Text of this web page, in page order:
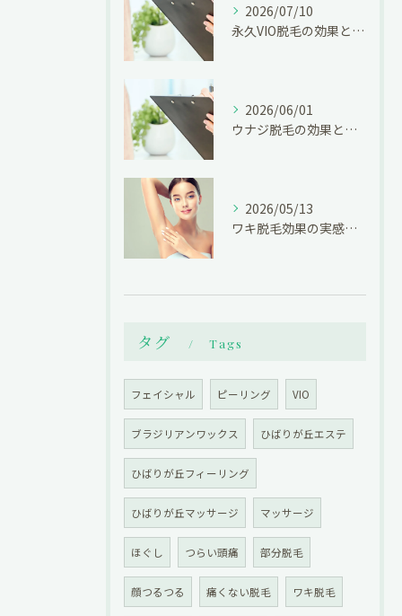
2026/07/10
永久VIO脱毛の効果と注意点解説
2026/06/01
ウナジ脱毛の効果と美肌ケアの秘訣
2026/05/13
ワキ脱毛効果の実感と開始時期の秘訣
タグ Tags
フェイシャル ピーリング VIO
ブラジリアンワックス ひばりが丘エステ
ひばりが丘フィーリング
ひばりが丘マッサージ マッサージ
ほぐし つらい頭痛 部分脱毛
顔つるつる 痛くない脱毛 ワキ脱毛